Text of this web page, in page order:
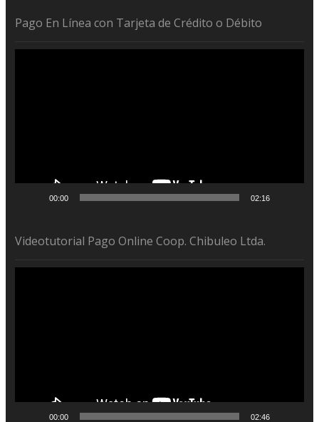
Pago En Línea con Tarjeta de Crédito o Débito
00:00 02:16
Videotutorial Pago Online Coop. Chibuleo Ltda.
00:00 02:46